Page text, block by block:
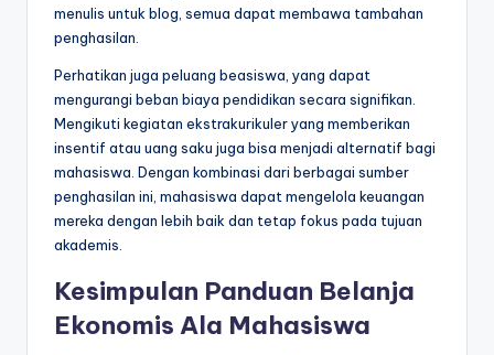
menulis untuk blog, semua dapat membawa tambahan
penghasilan.
Perhatikan juga peluang beasiswa, yang dapat
mengurangi beban biaya pendidikan secara signifikan.
Mengikuti kegiatan ekstrakurikuler yang memberikan
insentif atau uang saku juga bisa menjadi alternatif bagi
mahasiswa. Dengan kombinasi dari berbagai sumber
penghasilan ini, mahasiswa dapat mengelola keuangan
mereka dengan lebih baik dan tetap fokus pada tujuan
akademis.
Kesimpulan Panduan Belanja
Ekonomis Ala Mahasiswa